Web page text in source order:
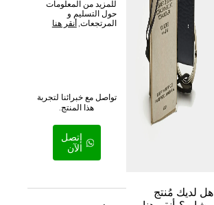
هل لديك مُنتج
للمزيد من المعلومات
حول التسليم و
المرتجعات, أنقر هنا
تواصل مع خبرائنا لتجربة
هذا المنتج.
إتصل
الآن